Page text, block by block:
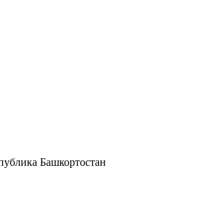
Башкортостан